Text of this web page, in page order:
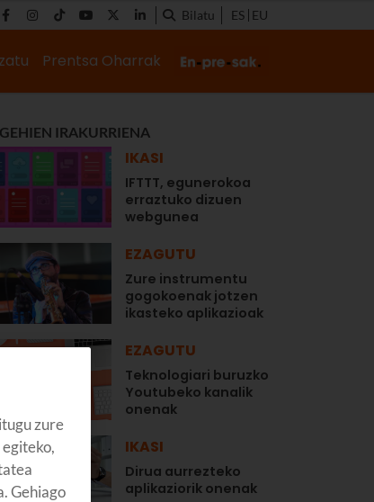
Bilatu ES EU
Prentsa Oharrak
GEHIEN IRAKURRIENA
IKASI
IFTTT, egunerokoa
erraztuko dizuen
webgunea
EZAGUTU
Zure instrumentu
gogokoenak jotzen
ikasteko aplikazioak
EZAGUTU
Teknologiari buruzko
Youtubeko kanalik
onenak
IKASI
Dirua aurrezteko
aplikaziorik onenak
zure
Gehiago